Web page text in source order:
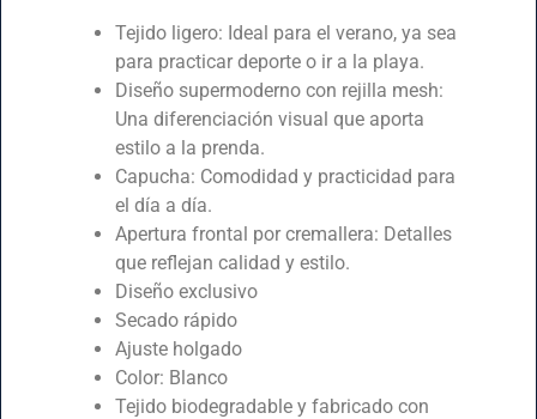
Tejido ligero: Ideal para el verano, ya sea
para practicar deporte o ir a la playa.
Diseño supermoderno con rejilla mesh:
Una diferenciación visual que aporta
estilo a la prenda.
Capucha: Comodidad y practicidad para
el día a día.
Apertura frontal por cremallera: Detalles
que reflejan calidad y estilo.
Diseño exclusivo
Secado rápido
Ajuste holgado
Color: Blanco
Tejido biodegradable y fabricado con